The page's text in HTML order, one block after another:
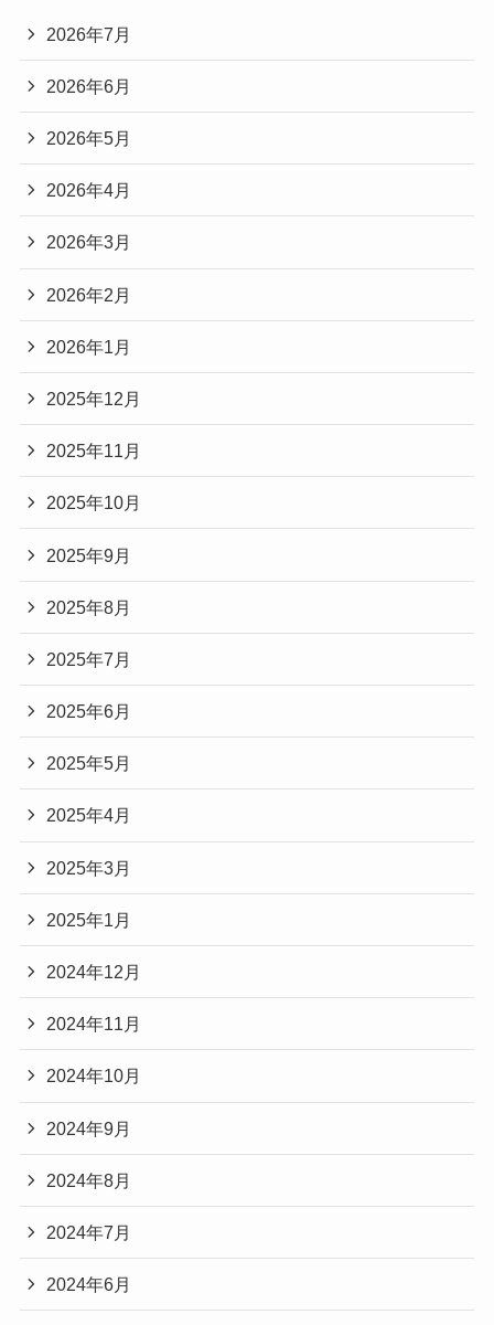
2026年7月
2026年6月
2026年5月
2026年4月
2026年3月
2026年2月
2026年1月
2025年12月
2025年11月
2025年10月
2025年9月
2025年8月
2025年7月
2025年6月
2025年5月
2025年4月
2025年3月
2025年1月
2024年12月
2024年11月
2024年10月
2024年9月
2024年8月
2024年7月
2024年6月